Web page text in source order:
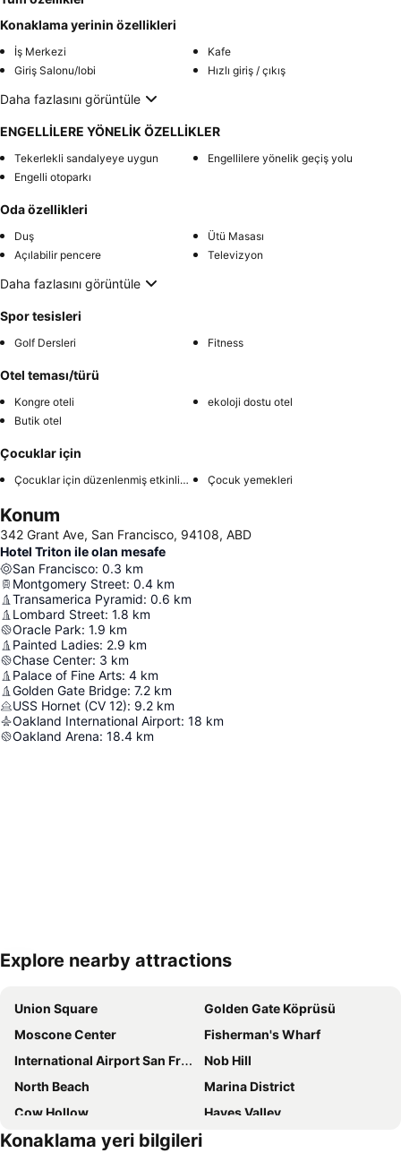
Konaklama yerinin özellikleri
İş Merkezi
Kafe
Giriş Salonu/lobi
Hızlı giriş / çıkış
Daha fazlasını görüntüle
ENGELLİLERE YÖNELİK ÖZELLİKLER
Tekerlekli sandalyeye uygun
Engellilere yönelik geçiş yolu
Engelli otoparkı
Oda özellikleri
Duş
Ütü Masası
Açılabilir pencere
Televizyon
Daha fazlasını görüntüle
Spor tesisleri
Golf Dersleri Fitness
Otel teması/türü
Kongre oteli
ekoloji dostu otel
Butik otel
Çocuklar için
Çocuklar için düzenlenmiş etkinlikler Çocuk yemekleri
Konum
342 Grant Ave, San Francisco, 94108, ABD
Hotel Triton ile olan mesafe
San Francisco: 0.3 km
Montgomery Street: 0.4 km
Transamerica Pyramid: 0.6 km
Lombard Street: 1.8 km
Oracle Park: 1.9 km
Painted Ladies: 2.9 km
Chase Center: 3 km
Palace of Fine Arts: 4 km
Golden Gate Bridge: 7.2 km
USS Hornet (CV 12): 9.2 km
Oakland International Airport: 18 km
Oakland Arena: 18.4 km
Haritayı genişlet
Explore nearby attractions
Union Square
Golden Gate Köprüsü
Moscone Center
Fisherman's Wharf
International Airport San Francisco
Nob Hill
North Beach
Marina District
Cow Hollow
Hayes Valley
Marina Green Park
Konaklama yeri bilgileri